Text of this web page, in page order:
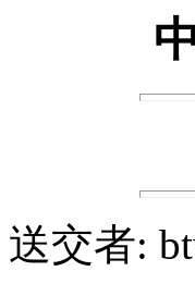
送交者: